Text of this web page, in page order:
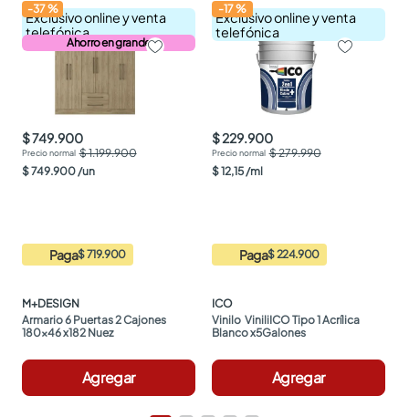
Exclusivo online y venta
telefónica
Ahorro en grande
-37%
$ 749.900
$ 1.199.900
$749.900 /un
Paga$ 719.900
M+DESIGN
Armario 6 Puertas 2 Cajones
180x46 x182 Nuez
Agregar
Exclusivo online y venta
telefónica
-17%
$ 229.900
$ 279.990
$12,15 /ml
Paga$ 224.900
ICO
Vinilo  ViniliICO Tipo 1 Acrílica
Blanco x5Galones
Agregar